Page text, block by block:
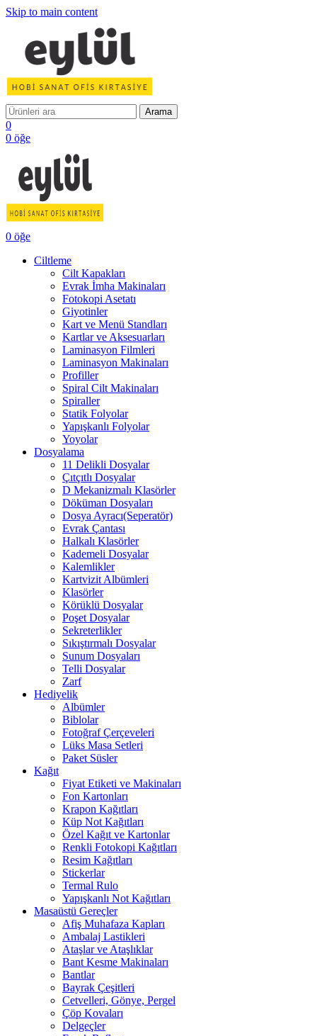
Skip to main content
Arama
0
0 öğe
0 öğe
Ciltleme
Cilt Kapakları
Evrak İmha Makinaları
Fotokopi Asetatı
Giyotinler
Kart ve Menü Standları
Kartlar ve Aksesuarları
Laminasyon Filmleri
Laminasyon Makinaları
Profiller
Spiral Cilt Makinaları
Spiraller
Statik Folyolar
Yapışkanlı Folyolar
Yoyolar
Dosyalama
11 Delikli Dosyalar
Çıtçıtlı Dosyalar
D Mekanizmalı Klasörler
Döküman Dosyaları
Dosya Ayracı(Seperatör)
Evrak Çantası
Halkalı Klasörler
Kademeli Dosyalar
Kalemlikler
Kartvizit Albümleri
Klasörler
Körüklü Dosyalar
Poşet Dosyalar
Sekreterlikler
Sıkıştırmalı Dosyalar
Sunum Dosyaları
Telli Dosyalar
Zarf
Hediyelik
Albümler
Biblolar
Fotoğraf Çerçeveleri
Lüks Masa Setleri
Paket Süsler
Kağıt
Fiyat Etiketi ve Makinaları
Fon Kartonları
Krapon Kağıtları
Küp Not Kağıtları
Özel Kağıt ve Kartonlar
Renkli Fotokopi Kağıtları
Resim Kağıtları
Stickerlar
Termal Rulo
Yapışkanlı Not Kağıtları
Masaüstü Gereçler
Afiş Muhafaza Kapları
Ambalaj Lastikleri
Ataşlar ve Ataşlıklar
Bant Kesme Makinaları
Bantlar
Bayrak Çeşitleri
Cetvelleri, Gönye, Pergel
Çöp Kovaları
Delgeçler